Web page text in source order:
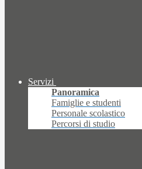
Servizi
Panoramica
Famiglie e studenti
Personale scolastico
Percorsi di studio